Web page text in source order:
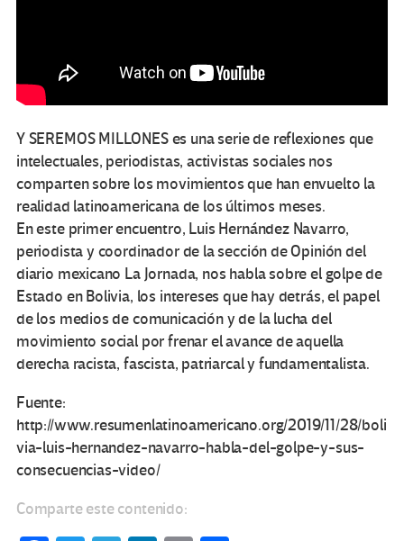
Y SEREMOS MILLONES es una serie de reflexiones que
intelectuales, periodistas, activistas sociales nos
comparten sobre los movimientos que han envuelto la
realidad latinoamericana de los últimos meses.
En este primer encuentro, Luis Hernández Navarro,
periodista y coordinador de la sección de Opinión del
diario mexicano La Jornada, nos habla sobre el golpe de
Estado en Bolivia, los intereses que hay detrás, el papel
de los medios de comunicación y de la lucha del
movimiento social por frenar el avance de aquella
derecha racista, fascista, patriarcal y fundamentalista.
Fuente:
http://www.resumenlatinoamericano.org/2019/11/28/boli
via-luis-hernandez-navarro-habla-del-golpe-y-sus-
consecuencias-video/
Comparte este contenido: